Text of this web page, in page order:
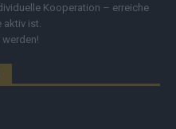
Kooperation – erreiche
ist.